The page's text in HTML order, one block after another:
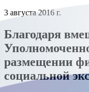
3 августа 2016 г.
Благодаря
размещении
социальной